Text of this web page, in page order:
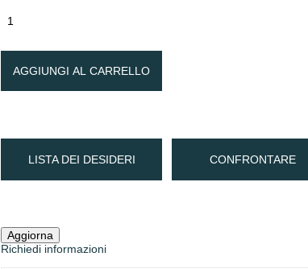
AGGIUNGI AL CARRELLO
LISTA DEI DESIDERI CONFRONTARE
Richiedi informazioni